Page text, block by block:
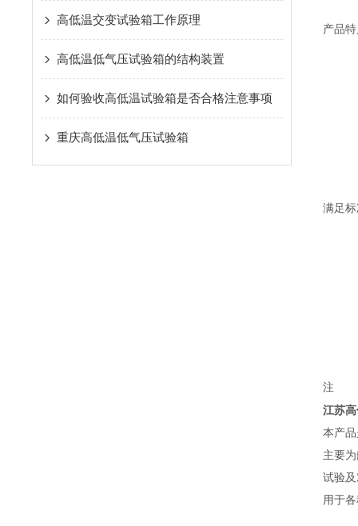
高低温交变试验箱工作原理
高低温低气压试验箱的结构装置
如何验收高低温试验箱是否合格注意事项
重庆高低温低气压试验箱
产品
满足
注
江苏
本产
主要
试验
用于